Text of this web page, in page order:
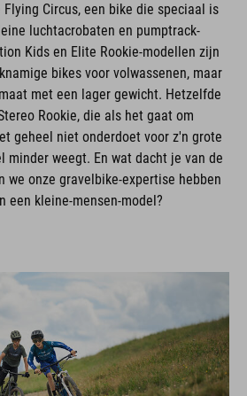
Circus, een bike die speciaal is
luchtacrobaten en pumptrack-
Kids en Elite Rookie-modellen zijn
bikes voor volwassenen, maar
met een lager gewicht. Hetzelfde
Rookie, die als het gaat om
geheel niet onderdoet voor z'n grote
minder weegt. En wat dacht je van de
we onze gravelbike-expertise hebben
een kleine-mensen-model?